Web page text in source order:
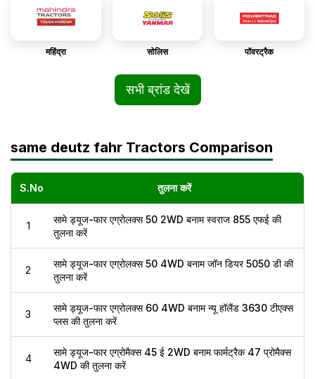
महिंद्रा सोलिस पॉवरट्रैक
सभी ब्रांड देखें
same deutz fahr Tractors Comparison
S.No तुलना करें
1
सामे ड्यूज-फार एग्रोलक्स 50 2WD बनाम स्वराज 855 एफई की
तुलना करें
2
सामे ड्यूज-फार एग्रोलक्स 50 4WD बनाम जॉन डियर 5050 डी की
तुलना करें
3
सामे ड्यूज-फार एग्रोलक्स 60 4WD बनाम न्यू हॉलैंड 3630 टीएक्स
प्लस की तुलना करें
4
सामे ड्यूज-फार एग्रोमैक्स 45 ई 2WD बनाम फार्मट्रैक 47 प्रोमैक्स
4WD की तुलना करें